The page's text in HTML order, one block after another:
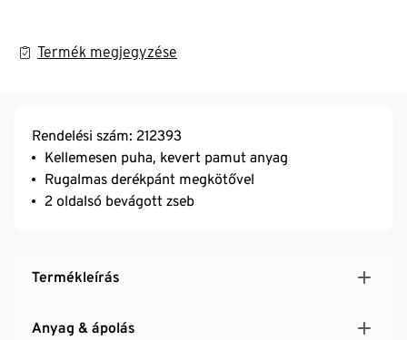
Termék megjegyzése
Rendelési szám: 212393
Kellemesen puha, kevert pamut anyag
Rugalmas derékpánt megkötővel
2 oldalsó bevágott zseb
Termékleírás
Anyag & ápolás